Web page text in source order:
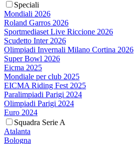
Speciali
Mondiali 2026
Roland Garros 2026
Sportmediaset Live Riccione 2026
Scudetto Inter 2026
Olimpiadi Invernali Milano Cortina 2026
Super Bowl 2026
Eicma 2025
Mondiale per club 2025
EICMA Riding Fest 2025
Paralimpiadi Parigi 2024
Olimpiadi Parigi 2024
Euro 2024
Squadra Serie A
Atalanta
Bologna